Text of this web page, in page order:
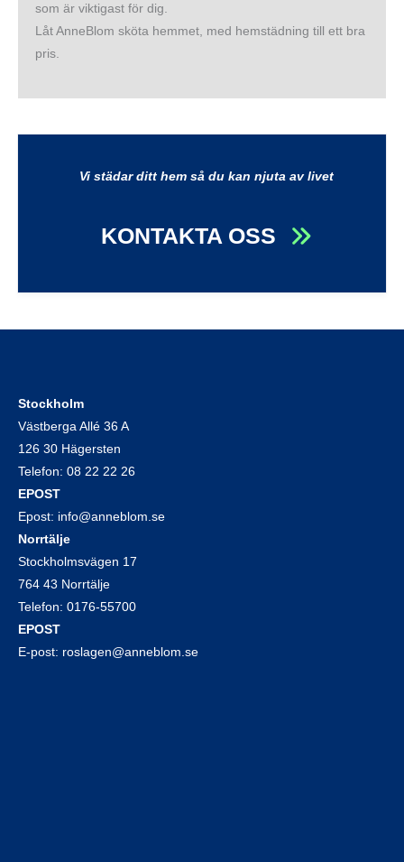
som är viktigast för dig.
Låt AnneBlom sköta hemmet, med hemstädning till ett bra
pris.
Vi städar ditt hem så du kan njuta av livet
KONTAKTA OSS
Stockholm
Västberga Allé 36 A
126 30 Hägersten
Telefon: 08 22 22 26
EPOST
Epost: info@anneblom.se
Norrtälje
Stockholmsvägen 17
764 43 Norrtälje
Telefon: 0176-55700
EPOST
E-post: roslagen@anneblom.se